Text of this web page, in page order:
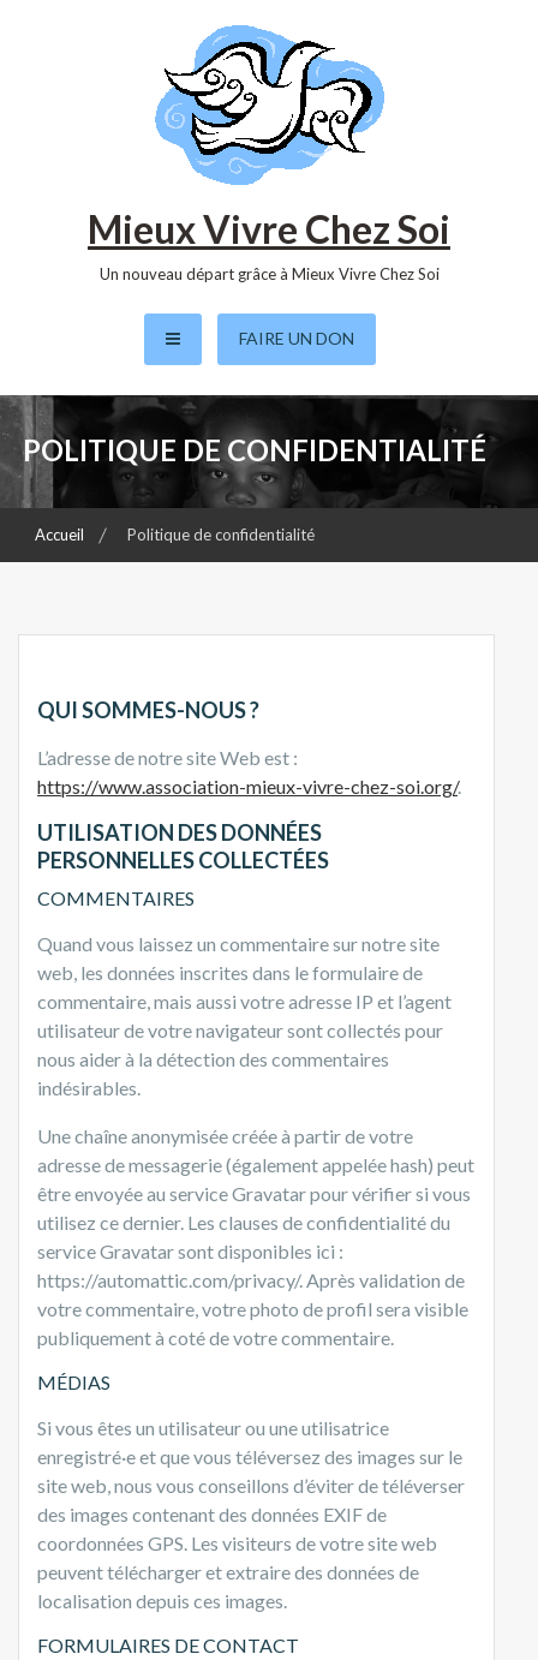
Mieux Vivre Chez Soi
Un nouveau départ grâce à Mieux Vivre Chez Soi
FAIRE UN DON
POLITIQUE DE CONFIDENTIALITÉ
Accueil Politique de confidentialité
QUI SOMMES-NOUS ?
L’adresse de notre site Web est :
https://www.association-mieux-vivre-chez-soi.org/.
UTILISATION DES DONNÉES
PERSONNELLES COLLECTÉES
COMMENTAIRES
Quand vous laissez un commentaire sur notre site
web, les données inscrites dans le formulaire de
commentaire, mais aussi votre adresse IP et l’agent
utilisateur de votre navigateur sont collectés pour
nous aider à la détection des commentaires
indésirables.
Une chaîne anonymisée créée à partir de votre
adresse de messagerie (également appelée hash) peut
être envoyée au service Gravatar pour vérifier si vous
utilisez ce dernier. Les clauses de confidentialité du
service Gravatar sont disponibles ici :
https://automattic.com/privacy/. Après validation de
votre commentaire, votre photo de profil sera visible
publiquement à coté de votre commentaire.
MÉDIAS
Si vous êtes un utilisateur ou une utilisatrice
enregistré·e et que vous téléversez des images sur le
site web, nous vous conseillons d’éviter de téléverser
des images contenant des données EXIF de
coordonnées GPS. Les visiteurs de votre site web
peuvent télécharger et extraire des données de
localisation depuis ces images.
FORMULAIRES DE CONTACT